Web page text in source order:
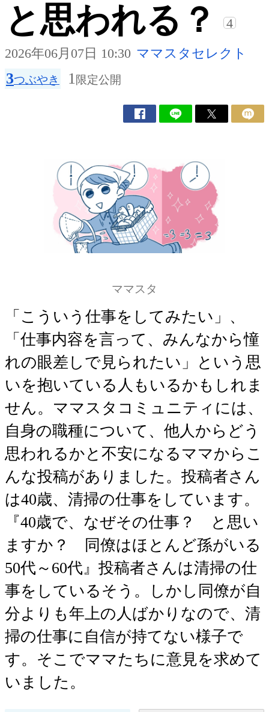
と思われる？
4
2026年06月07日 10:30 ママスタセレクト
3つぶやき 1 限定公開
ママスタ
「こういう仕事をしてみたい」、
「仕事内容を言って、みんなから憧
れの眼差しで見られたい」という思
いを抱いている人もいるかもしれま
せん。ママスタコミュニティには、
自身の職種について、他人からどう
思われるかと不安になるママからこ
んな投稿がありました。投稿者さん
は40歳、清掃の仕事をしています。
『40歳で、なぜその仕事？ と思い
ますか？ 同僚はほとんど孫がいる
50代～60代』投稿者さんは清掃の仕
事をしているそう。しかし同僚が自
分よりも年上の人ばかりなので、清
掃の仕事に自信が持てない様子で
す。そこでママたちに意見を求めて
いました。